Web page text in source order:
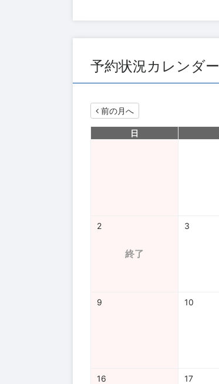
予約状況カレンダー
前の月へ
日
2
終了
3
9 10
16 17